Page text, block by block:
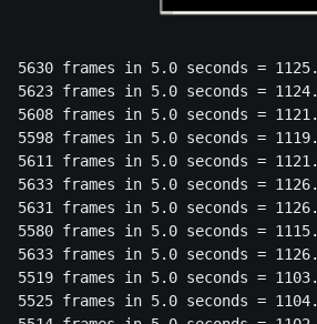
5630 frames in 5.0 seconds =
5623 frames in 5.0 seconds =
5608 frames in 5.0 seconds =
5598 frames in 5.0 seconds =
5611 frames in 5.0 seconds =
5633 frames in 5.0 seconds =
5631 frames in 5.0 seconds =
5580 frames in 5.0 seconds =
5633 frames in 5.0 seconds =
5519 frames in 5.0 seconds =
5525 frames in 5.0 seconds =